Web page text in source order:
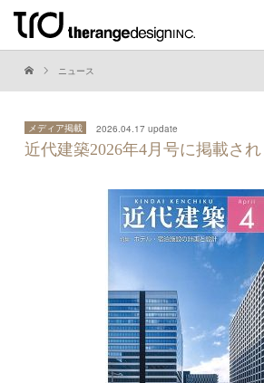
ニュース
メディア掲載 2026.04.17 update
近代建築2026年4月号に掲載さ